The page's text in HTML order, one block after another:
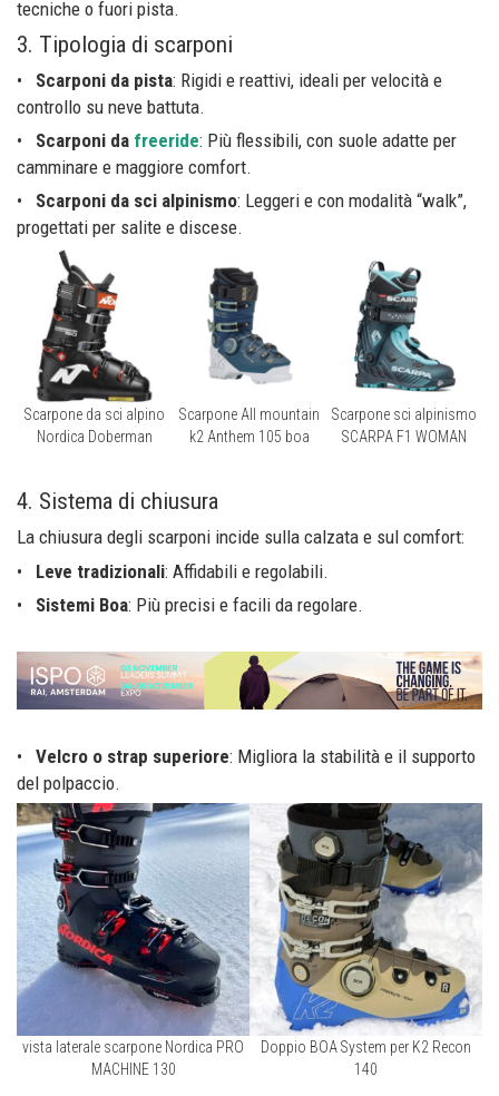
tecniche o fuori pista.
3. Tipologia di scarponi
• Scarponi da pista: Rigidi e reattivi, ideali per velocità e
controllo su neve battuta.
• Scarponi da freeride: Più flessibili, con suole adatte per
camminare e maggiore comfort.
• Scarponi da sci alpinismo: Leggeri e con modalità “walk”,
progettati per salite e discese.
Scarpone da sci alpino
Nordica Doberman
Scarpone All mountain
k2 Anthem 105 boa
Scarpone sci alpinismo
SCARPA F1 WOMAN
4. Sistema di chiusura
La chiusura degli scarponi incide sulla calzata e sul comfort:
• Leve tradizionali: Affidabili e regolabili.
• Sistemi Boa: Più precisi e facili da regolare.
• Velcro o strap superiore: Migliora la stabilità e il supporto
del polpaccio.
vista laterale scarpone Nordica PRO
MACHINE 130
Doppio BOA System per K2 Recon
140